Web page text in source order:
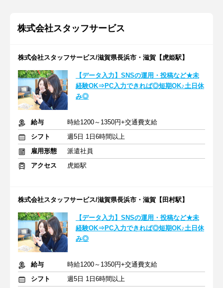
株式会社スタッフサービス
株式会社スタッフサービス/滋賀県長浜市・滋賀【虎姫駅】
【データ入力】SNSの運用・投稿など★未
経験OK⇒PC入力できれば◎短期OK♪土日休
み◎
給与
時給1200～1350円+交通費支給
シフト
週5日 1日6時間以上
雇用形態
派遣社員
アクセス
虎姫駅
株式会社スタッフサービス/滋賀県長浜市・滋賀【田村駅】
【データ入力】SNSの運用・投稿など★未
経験OK⇒PC入力できれば◎短期OK♪土日休
み◎
給与
時給1200～1350円+交通費支給
シフト
週5日 1日6時間以上